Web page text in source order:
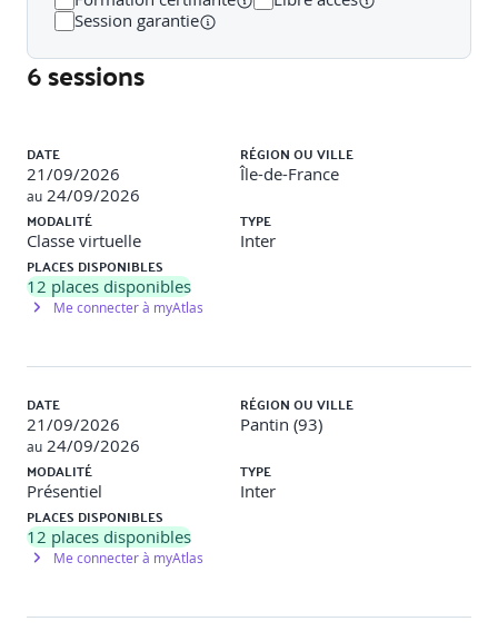
Les tables
Les points
Les lignes
Les autres types de graphiques
DATA STORYTELLING
Les éléments qui rendent une visualisation
persuasive
Avoir une Big Idea
Simplifier son discours
LE CADRE JURIDIQUE CONCERNANT LE STOCKAGE ET
L’ANALYSE DE DONNÉES
Les notions fondamentales du RGPD
La règlementation pour les serveurs
Les obligations
mettre à jour
Session garantie
6 sessions
DATE
21/09/2026
au 24/09/2026
RÉGION OU VILLE
Île-de-France
MODALITÉ
Classe virtuelle
TYPE
Inter
PLACES DISPONIBLES
12 places disponibles
Me connecter à myAtlas
DATE
21/09/2026
au 24/09/2026
RÉGION OU VILLE
Pantin (93)
MODALITÉ
Présentiel
TYPE
Inter
PLACES DISPONIBLES
12 places disponibles
Me connecter à myAtlas